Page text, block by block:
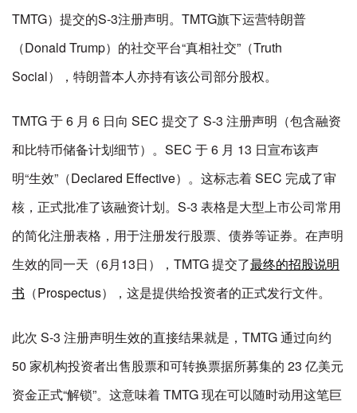
TMTG）提交的S-3注册声明。TMTG旗下运营特朗普
（Donald Trump）的社交平台“真相社交”（Truth
Social），特朗普本人亦持有该公司部分股权。
TMTG 于 6 月 6 日向 SEC 提交了 S-3 注册声明（包含融资
和比特币储备计划细节）。SEC 于 6 月 13 日宣布该声
明“生效”（Declared Effective）。这标志着 SEC 完成了审
核，正式批准了该融资计划。S-3 表格是大型上市公司常用
的简化注册表格，用于注册发行股票、债券等证券。在声明
生效的同一天（6月13日），TMTG 提交了最终的招股说明
书 （Prospectus），这是提供给投资者的正式发行文件。
此次 S-3 注册声明生效的直接结果就是，TMTG 通过向约
50 家机构投资者出售股票和可转换票据所募集的 23 亿美元
资金正式“解锁”。这意味着 TMTG 现在可以随时动用这笔巨